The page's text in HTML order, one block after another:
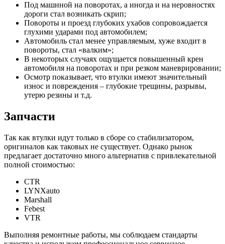
Под машиной на поворотах, а иногда и на неровностях
дороги стал возникать скрип;
Повороты и проезд глубоких ухабов сопровождается
глухими ударами под автомобилем;
Автомобиль стал менее управляемым, хуже входит в
повороты, стал «валким»;
В некоторых случаях ощущается повышенный крен
автомобиля на поворотах и при резком маневрировании;
Осмотр показывает, что втулки имеют значительный
износ и повреждения – глубокие трещины, разрывы,
утерю резины и т.д.
Запчасти
Так как втулки идут только в сборе со стабилизатором,
оригиналов как таковых не существует. Однако рынок
предлагает достаточно много альтернатив с привлекательной
полной стоимостью:
CTR
LYNXauto
Marshall
Febest
VTR
Выполняя ремонтные работы, мы соблюдаем стандарты